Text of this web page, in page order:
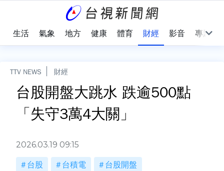
生活 氣象 地方 健康 體育 財經 影音 專題
TTV NEWS 財經
台股開盤大跳水 跌逾500點
「失守3萬4大關」
2026.03.19 09:15
台股 台積電 台股開盤